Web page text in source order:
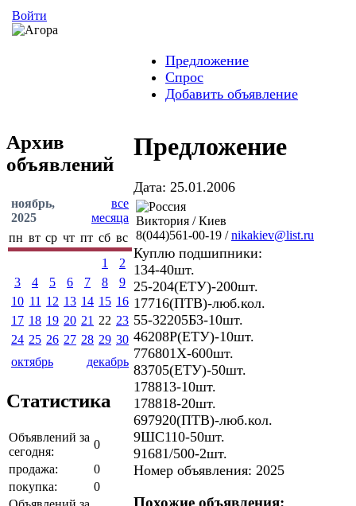
Войти
Предложение
Спрос
Добавить объявление
Архив
объявлений
ноябрь,
2025
все
месяца
пн вт ср чт пт сб вс
1
2
3
4 5 6 7 8
9
10 11 12 13 14 15 16
17 18 19 20 21 22 23
24 25 26 27 28 29 30
октябрь
декабрь
Статистика
Объявлений за
сегодня:
0
продажа:
0
покупка:
0
Предложение
Дата: 25.01.2006
Виктория / Киев
8(044)561-00-19 /nikakiev@list.ru
Куплю подшипники:
134-40шт.
25-204(ЕТУ)-200шт.
17716(ПТВ)-люб.кол.
55-32205Б3-10шт.
46208Р(ЕТУ)-10шт.
776801Х-600шт.
83705(ЕТУ)-50шт.
178813-10шт.
178818-20шт.
697920(ПТВ)-люб.кол.
9ШС110-50шт.
91681/500-2шт.
Номер объявления: 2025
Похожие объявления: